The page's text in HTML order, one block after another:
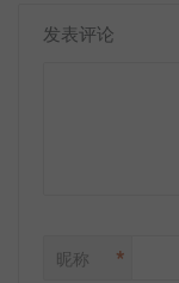
发表评论
昵称 *